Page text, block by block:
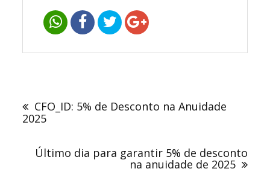
PostCFO_ID: 5% de Desconto na Anuidade
2025
Último dia para garantir 5% de desconto
na anuidade de 2025